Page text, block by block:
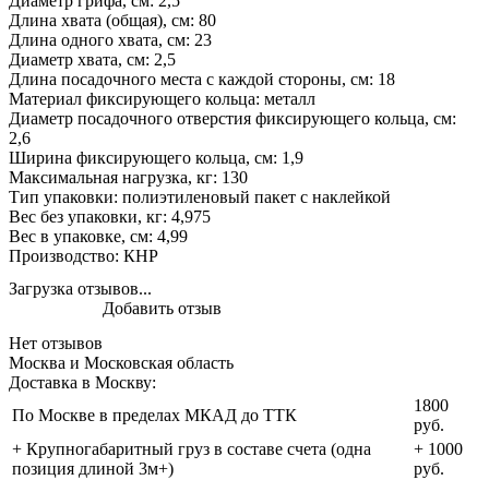
Длина хвата (общая), см: 80
Длина одного хвата, см: 23
Диаметр хвата, см: 2,5
Длина посадочного места с каждой стороны, см: 18
Материал фиксирующего кольца: металл
Диаметр посадочного отверстия фиксирующего кольца, см:
2,6
Ширина фиксирующего кольца, см: 1,9
Максимальная нагрузка, кг: 130
Тип упаковки: полиэтиленовый пакет с наклейкой
Вес без упаковки, кг: 4,975
Вес в упаковке, см: 4,99
Производство: КНР
Загрузка отзывов...
Нет отзывов
Добавить отзыв
Москва и Московская область
Доставка в Москву:
По Москве в пределах МКАД до ТТК
1800
руб.
+ Крупногабаритный груз в составе счета (одна
позиция длиной 3м+)
+ 1000
руб.